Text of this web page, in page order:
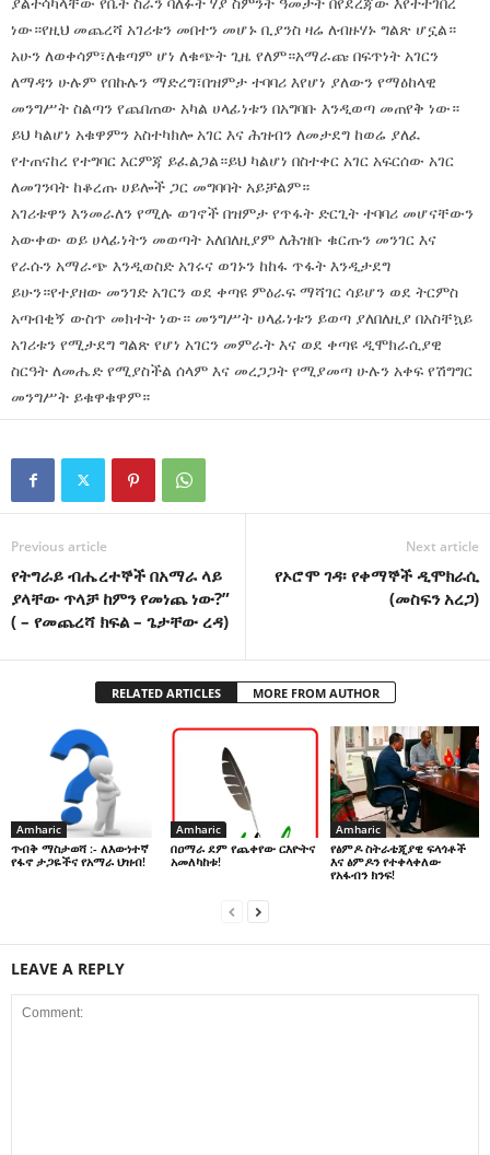
ነው።የዚህ መጨረሻ አገሪቱን መበተን መሆኑ ቢያንስ ዛሬ ለብዙሃኑ ግልጽ ሆኗል።
አሁን ለወቀሳም፣ለቁጣም ሆነ ለቁጭት ጊዜ የለም።አማራጩ በፍጥነት አገርን
ለማዳን ሁሉም የበኩሉን ማድረግ፣በዝምታ ተባባሪ እየሆነ ያለውን የማዕከላዊ
መንግሥት ስልጣን የጨበጠው አካል ሀላፊነቱን በአግባቡ እንዲወጣ መጠየቅ ነው።
ይህ ካልሆነ አቁዋምን አስተካክሎ አገር እና ሕዝብን ለመታደግ ከወሬ ያለፈ
የተጠናከረ የተግባር እርምጃ ይፈልጋል።ይህ ካልሆነ በስተቀር አገር አፍርሰው አገር
ለመገንባት ከቆረጡ ሀይሎች ጋር መግባባት አይቻልም።
አገሪቱዋን እንመራለን የሚሉ ወገኖች በዝምታ የጥፋት ድርጊት ተባባሪ መሆናቸውን
አውቀው ወይ ሀላፊነትን መወጣት አለበለዚያም ለሕዝቡ ቁርጡን መንገር እና
የራሱን አማራጭ እንዲወስድ አገሩና ወገኑን ከከፋ ጥፋት እንዲታደግ
ይሁን።የተያዘው መንገድ አገርን ወደ ቀጣዩ ምዕራፍ ማሻገር ሳይሆን ወደ ትርምስ
አጣብቂኝ ውስጥ መክተት ነው። መንግሥት ሀላፊነቱን ይወጣ ያለበለዚያ በአስቸኳይ
አገሪቱን የሚታደግ ግልጽ የሆነ አገርን መምራት እና ወደ ቀጣዩ ዲሞክራሲያዊ
ስርዓት ለመሔድ የሚያስችል ሰላም እና መረጋጋት የሚያመጣ ሁሉን አቀፍ የሽግግር
መንግሥት ይቁዋቁዋም።
Previous article
የትግራይ ብሔረተኞች በአማራ ላይ
ያላቸው ጥላቻ ከምን የመነጨ ነው?”
( – የመጨረሻ ክፍል – ጌታቸው ረዳ)
Next article
የኦሮሞ ገዳ፡ የቀማኞች ዲሞክራሲ
(መስፍን አረጋ)
RELATED ARTICLES MORE FROM AUTHOR
Amharic
ጥብቅ ማስታወሻ :- ለእውነተኛ
የፋኖ ታጋዬችና የአማራ ህዝብ!
Amharic
በዐማራ ደም የጨቀየው ርእዮትና
አመለካከቱ!
Amharic
የፅምዶ ስትራቴጂያዊ ፍላጎቶች
እና ፅምዶን የተቀላቀለው
የአፋብን ክንፍ!
LEAVE A REPLY